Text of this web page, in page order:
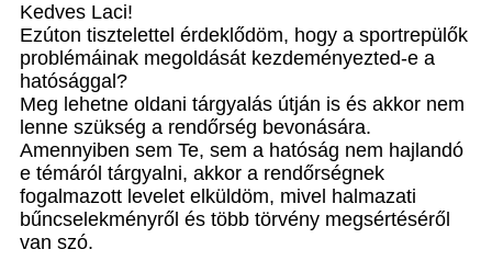
Kedves Laci!
Ezúton tisztelettel érdeklődöm, hogy a sportrepülők
problémáinak megoldását kezdeményezted-e a
hatósággal?
Meg lehetne oldani tárgyalás útján is és akkor nem
lenne szükség a rendőrség bevonására.
Amennyiben sem Te, sem a hatóság nem hajlandó
e témáról tárgyalni, akkor a rendőrségnek
fogalmazott levelet elküldöm, mivel halmazati
bűncselekményről és több törvény megsértéséről
van szó.